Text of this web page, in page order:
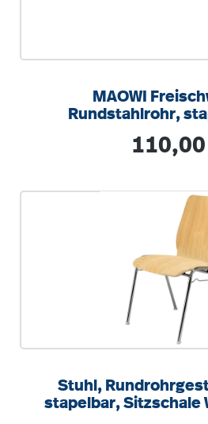
MAOWI
Rundstahlrohr,
Regulärer
Stuhl,
stapelbar, Sitzschale